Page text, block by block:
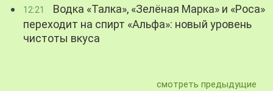
12:21
Водка «Талка», «Зелёная Марка» и «Роса»
переходит на спирт «Альфа»: новый уровень
чистоты вкуса
смотреть предыдущие